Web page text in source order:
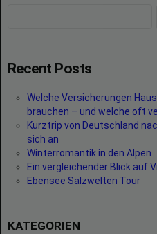
Recent Posts
Welche Versicherungen
brauchen – und welche oft
Kurztrip von Deutschland
sich an
Winterromantik in den Alpen
Ein vergleichender Blick auf
Ebensee Salzwelten Tour
KATEGORIEN